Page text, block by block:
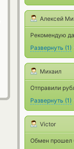
Алексей
Рекомендую
Развернуть (1)
Михаил
Отправили
Развернуть (1)
Victor
Обмен прошел